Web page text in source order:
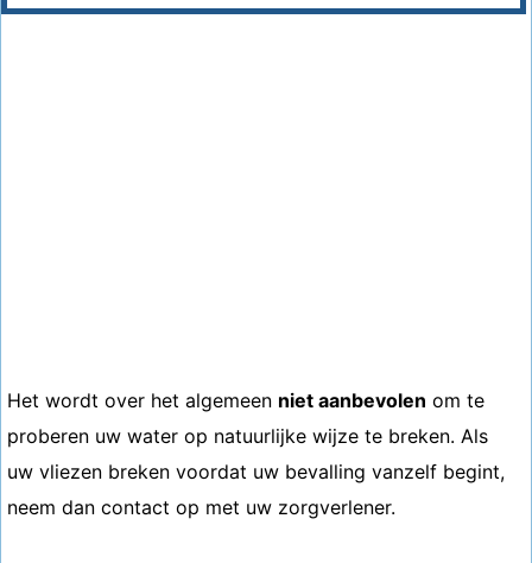
Het wordt over het algemeen niet aanbevolen om te
proberen uw water op natuurlijke wijze te breken. Als
uw vliezen breken voordat uw bevalling vanzelf begint,
neem dan contact op met uw zorgverlener.